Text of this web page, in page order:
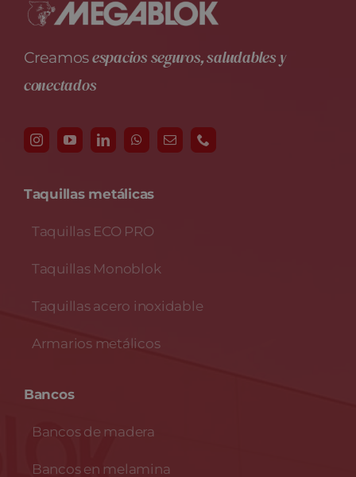
Creamosespacios seguros, saludables y
conectados
Taquillas metálicas
Taquillas ECO PRO
Taquillas Monoblok
Taquillas acero inoxidable
Armarios metálicos
Bancos
Bancos de madera
Bancos en melamina